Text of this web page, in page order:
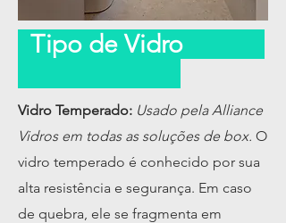
Tipo de Vidro
Vidro Temperado: Usado pela Alliance
Vidros em todas as soluções de box. O
vidro temperado é conhecido por sua
alta resistência e segurança. Em caso
de quebra, ele se fragmenta em